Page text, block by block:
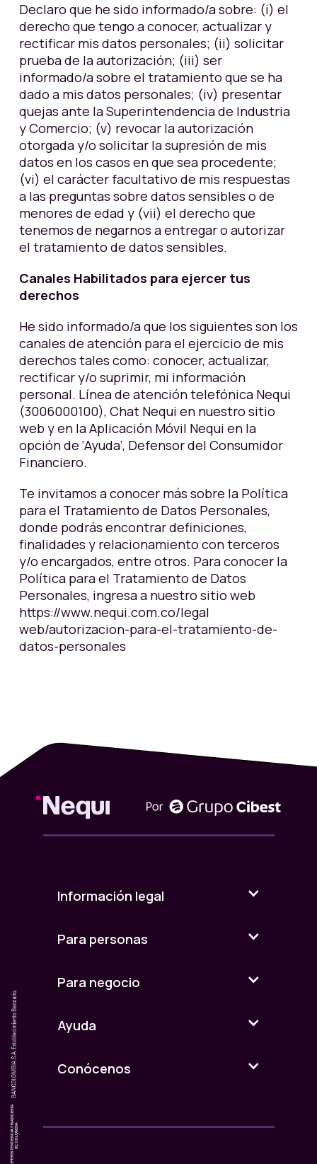
Declaro que he sido informado/a sobre: (i) el
derecho que tengo a conocer, actualizar y
rectificar mis datos personales; (ii) solicitar
prueba de la autorización; (iii) ser
informado/a sobre el tratamiento que se ha
dado a mis datos personales; (iv) presentar
quejas ante la Superintendencia de Industria
y Comercio; (v) revocar la autorización
otorgada y/o solicitar la supresión de mis
datos en los casos en que sea procedente;
(vi) el carácter facultativo de mis respuestas
a las preguntas sobre datos sensibles o de
menores de edad y (vii) el derecho que
tenemos de negarnos a entregar o autorizar
el tratamiento de datos sensibles.
Canales Habilitados para ejercer tus
derechos
He sido informado/a que los siguientes son los
canales de atención para el ejercicio de mis
derechos tales como: conocer, actualizar,
rectificar y/o suprimir, mi información
personal. Línea de atención telefónica Nequi
(3006000100), Chat Nequi en nuestro sitio
web y en la Aplicación Móvil Nequi en la
opción de ‘Ayuda’, Defensor del Consumidor
Financiero.
Te invitamos a conocer más sobre la Política
para el Tratamiento de Datos Personales,
donde podrás encontrar definiciones,
finalidades y relacionamiento con terceros
y/o encargados, entre otros. Para conocer la
Política para el Tratamiento de Datos
Personales, ingresa a nuestro sitio web
https://www.nequi.com.co/legal
web/autorizacion-para-el-tratamiento-de-
datos-personales
Información legal
Para personas
Para negocio
Ayuda
Conócenos